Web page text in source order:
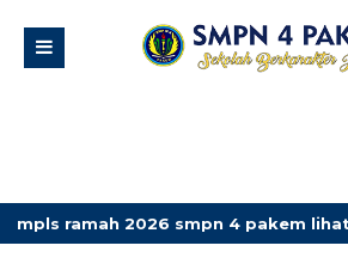
2026 smpn 4 pakem lihat